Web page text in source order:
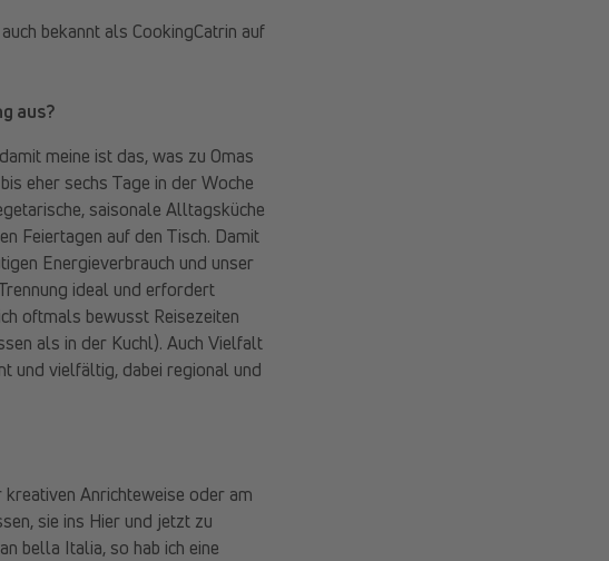
bekannt als CookingCatrin auf
aus?
meine ist das, was zu Omas
eher sechs Tage in der Woche
saisonale Alltagsküche
Feiertagen auf den Tisch. Damit
Energieverbrauch und unser
ideal und erfordert
oftmals bewusst Reisezeiten
als in der Kuchl). Auch Vielfalt
und vielfältig, dabei regional und
kreativen Anrichteweise oder am
sie ins Hier und jetzt zu
bella Italia, so hab ich eine